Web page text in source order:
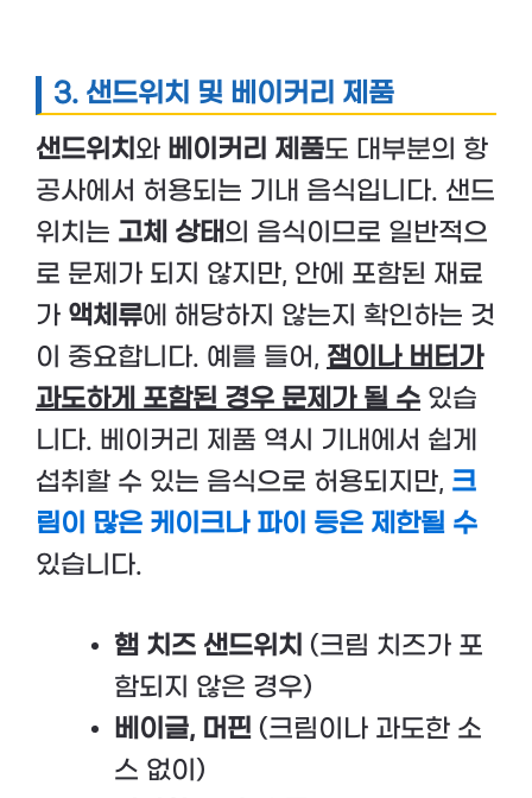
3. 샌드위치 및 베이커리 제품
샌드위치 와 베이커리 제품도 대부분의 항
공사에서 허용되는 기내 음식입니다. 샌드
위치는 고체 상태의 음식이므로 일반적으
로 문제가 되지 않지만, 안에 포함된 재료
가 액체류에 해당하지 않는지 확인하는 것
이 중요합니다. 예를 들어, 잼이나 버터가
과도하게 포함된 경우 문제가 될 수 있습
니다. 베이커리 제품 역시 기내에서 쉽게
섭취할 수 있는 음식으로 허용되지만, 크
림이 많은 케이크나 파이 등은 제한될 수
있습니다.
햄 치즈 샌드위치 (크림 치즈가 포
함되지 않은 경우)
베이글, 머핀 (크림이나 과도한 소
스 없이)